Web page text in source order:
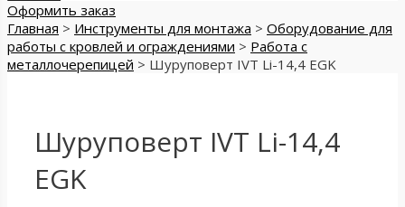
Оформить заказ
Главная > Инструменты для монтажа > Оборудование для
работы с кровлей и ограждениями > Работа с
металлочерепицей > Шуруповерт IVT Li-14,4 EGK
Шуруповерт IVT Li-14,4
EGK